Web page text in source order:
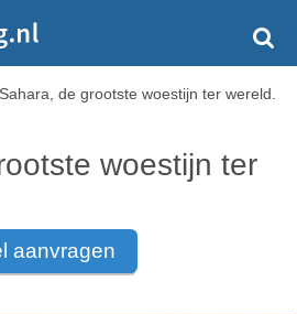
Sahara, de grootste woestijn ter wereld.
woestijn ter
aanvragen